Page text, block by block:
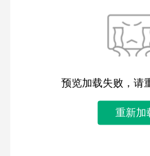
预览加载失败，请
重新加